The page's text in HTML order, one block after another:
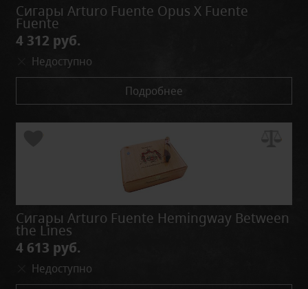
Сигары Arturo Fuente Opus X Fuente
Fuente
4 312 руб.
Недоступно
Подробнее
Сигары Arturo Fuente Hemingway Between
the Lines
4 613 руб.
Недоступно